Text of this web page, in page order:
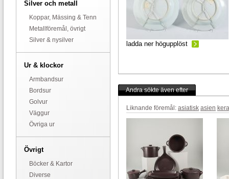
Silver och metall
Koppar, Mässing & Tenn
Metallföremål, övrigt
Silver & nysilver
Ur & klockor
Armbandsur
Bordsur
Golvur
Väggur
Övriga ur
Övrigt
Böcker & Kartor
Diverse
ladda ner högupplöst
Andra sökte även efter
Liknande föremål: asiatisk asien